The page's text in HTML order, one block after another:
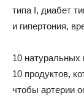
типа I, диабет
и гипертония,
10 натуральных
10 продуктов,
чтобы артерии